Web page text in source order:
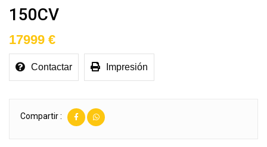
150CV
17999 €
Contactar Impresión
Compartir :